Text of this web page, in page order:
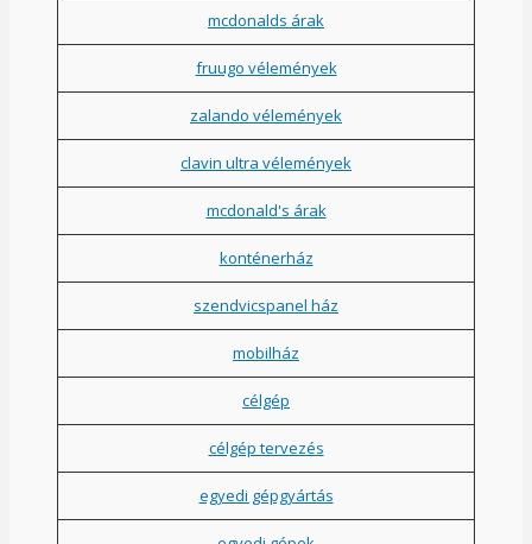
mcdonalds árak
fruugo vélemények
zalando vélemények
clavin ultra vélemények
mcdonald's árak
konténerház
szendvicspanel ház
mobilház
célgép
célgép tervezés
egyedi gépgyártás